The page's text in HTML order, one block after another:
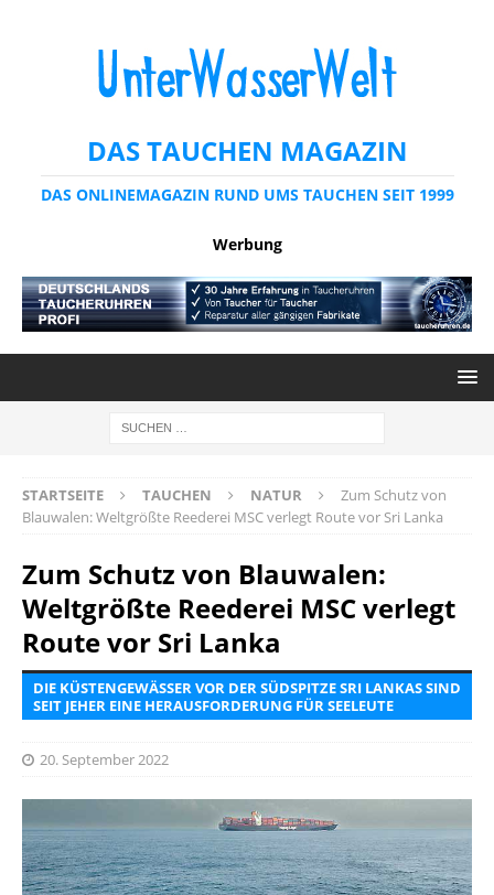
DAS TAUCHEN MAGAZIN
DAS ONLINEMAGAZIN RUND UMS TAUCHEN SEIT 1999
Werbung
STARTSEITE TAUCHEN NATUR
Zum Schutz von
Blauwalen: Weltgrößte Reederei MSC verlegt Route vor Sri Lanka
Zum Schutz von Blauwalen:
Weltgrößte Reederei MSC verlegt
Route vor Sri Lanka
DIE KÜSTENGEWÄSSER VOR DER SÜDSPITZE SRI LANKAS SIND
SEIT JEHER EINE HERAUSFORDERUNG FÜR SEELEUTE
20. September 2022